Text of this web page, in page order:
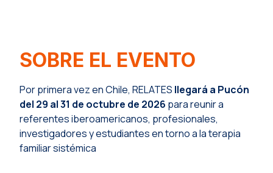
SOBRE EL EVENTO
Por primera vez en Chile, RELATES llegará a Pucón
del 29 al 31 de octubre de 2026 para reunir a
referentes iberoamericanos, profesionales,
investigadores y estudiantes en torno a la terapia
familiar sistémica